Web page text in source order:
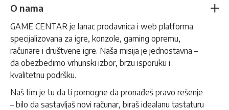
O nama
GAME CENTAR je lanac prodavnica i web platforma
specijalizovana za igre, konzole, gaming opremu,
računare i društvene igre. Naša misija je jednostavna –
da obezbedimo vrhunski izbor, brzu isporuku i
kvalitetnu podršku.
Naš tim je tu da ti pomogne da pronađeš pravo rešenje
– bilo da sastavljaš novi računar, biraš idealanu tastaturu